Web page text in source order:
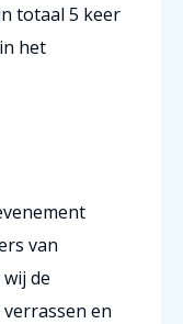
totaal 5 keer
het
van
de
en